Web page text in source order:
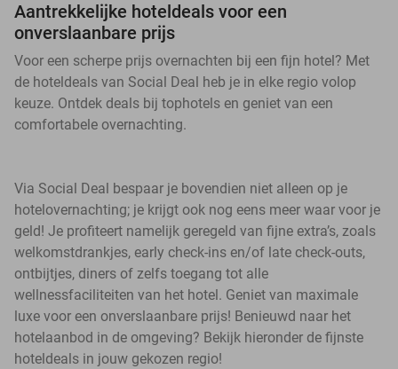
Aantrekkelijke hoteldeals voor een
onverslaanbare prijs
Voor een scherpe prijs overnachten bij een fijn hotel? Met
de hoteldeals van Social Deal heb je in elke regio volop
keuze. Ontdek deals bij tophotels en geniet van een
comfortabele overnachting.
Via Social Deal bespaar je bovendien niet alleen op je
hotelovernachting; je krijgt ook nog eens meer waar voor je
geld! Je profiteert namelijk geregeld van fijne extra’s, zoals
welkomstdrankjes, early check-ins en/of late check-outs,
ontbijtjes, diners of zelfs toegang tot alle
wellnessfaciliteiten van het hotel. Geniet van maximale
luxe voor een onverslaanbare prijs! Benieuwd naar het
hotelaanbod in de omgeving? Bekijk hieronder de fijnste
hoteldeals in jouw gekozen regio!